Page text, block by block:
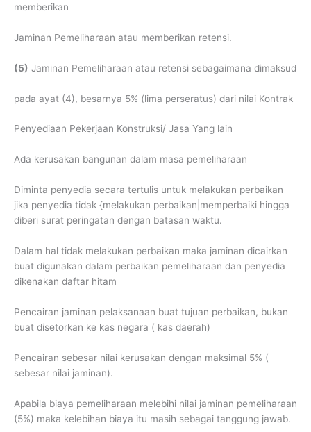
memberikan
Jaminan Pemeliharaan atau memberikan retensi.
(5) Jaminan Pemeliharaan atau retensi sebagaimana dimaksud
pada ayat (4), besarnya 5% (lima perseratus) dari nilai Kontrak
Penyediaan Pekerjaan Konstruksi/ Jasa Yang lain
Ada kerusakan bangunan dalam masa pemeliharaan
Diminta penyedia secara tertulis untuk melakukan perbaikan
jika penyedia tidak {melakukan perbaikan|memperbaiki hingga
diberi surat peringatan dengan batasan waktu.
Dalam hal tidak melakukan perbaikan maka jaminan dicairkan
buat digunakan dalam perbaikan pemeliharaan dan penyedia
dikenakan daftar hitam
Pencairan jaminan pelaksanaan buat tujuan perbaikan, bukan
buat disetorkan ke kas negara ( kas daerah)
Pencairan sebesar nilai kerusakan dengan maksimal 5% (
sebesar nilai jaminan).
Apabila biaya pemeliharaan melebihi nilai jaminan pemeliharaan
(5%) maka kelebihan biaya itu masih sebagai tanggung jawab.